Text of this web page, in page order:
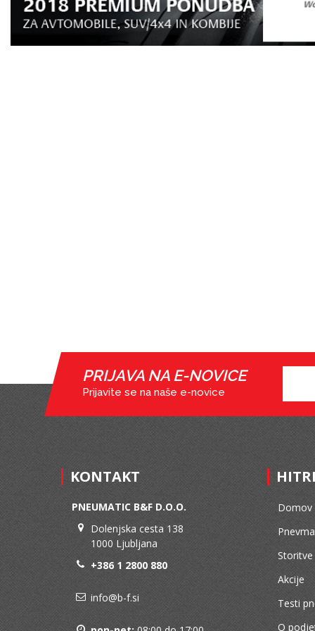
PRIJAVA NA E-NOVICE
Prijavite se na naše e-novice
KONTAKT
PNEUMATIC B&F D.O.O.
Dolenjska cesta 138
1000 Ljubljana
+386 1 2800 880
info@b-f.si
Domov
Storitve
Akcije
Testi
O